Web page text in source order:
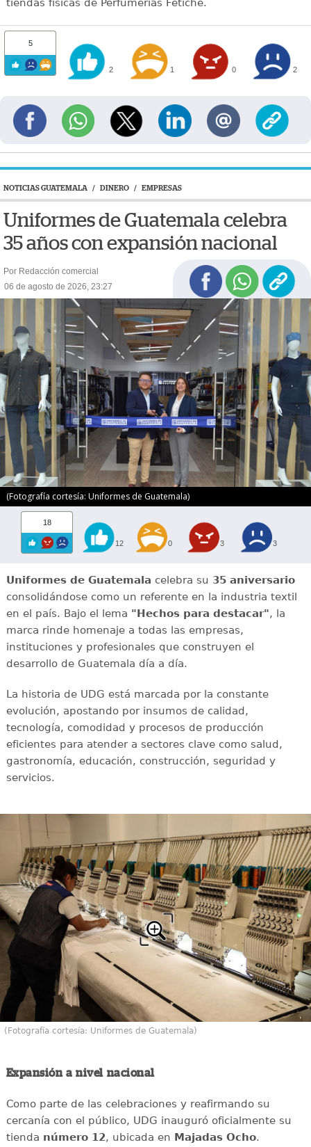
tiendas físicas de Perfumerías Fetiche.
5
2 1 0 2
NOTICIAS GUATEMALA / DINERO / EMPRESAS
Uniformes de Guatemala celebra
35 años con expansión nacional
Por Redacción comercial
06 de agosto de 2026, 23:27
(Fotografía cortesía: Uniformes de Guatemala)
18
12 0 3 3
Uniformes de Guatemala celebra su 35 aniversario
consolidándose como un referente en la industria textil
en el país. Bajo el lema "Hechos para destacar", la
marca rinde homenaje a todas las empresas,
instituciones y profesionales que construyen el
desarrollo de Guatemala día a día.
La historia de UDG está marcada por la constante
evolución, apostando por insumos de calidad,
tecnología, comodidad y procesos de producción
eficientes para atender a sectores clave como salud,
gastronomía, educación, construcción, seguridad y
servicios.
(Fotografía cortesía: Uniformes de Guatemala)
Expansión a nivel nacional
Como parte de las celebraciones y reafirmando su
cercanía con el público, UDG inauguró oficialmente su
tienda número 12, ubicada en Majadas Ocho.